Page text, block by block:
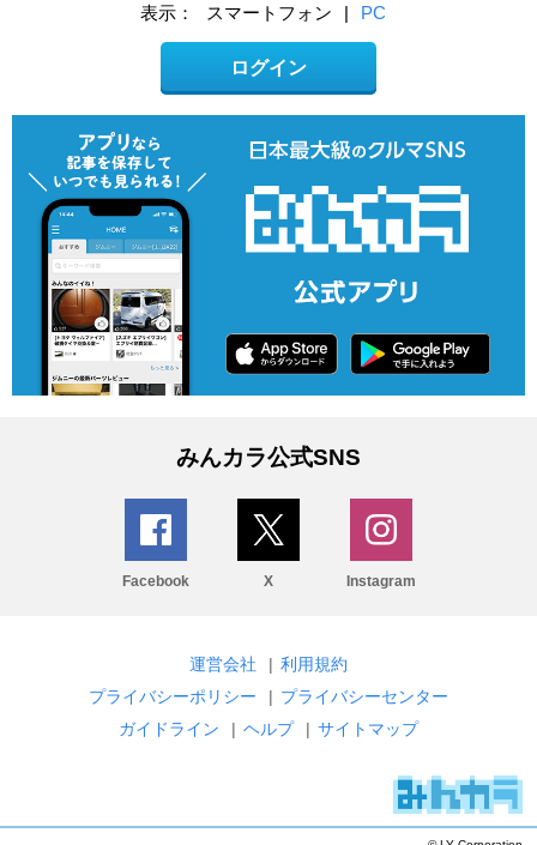
表示： スマートフォン | PC
ログイン
みんカラ公式SNS
Facebook X Instagram
運営会社 | 利用規約
プライバシーポリシー
| プライバシーセンター
ガイドライン
| ヘルプ | サイトマップ